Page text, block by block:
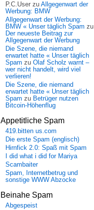
P.C.User zu Allgegenwart der
Werbung: BMW
Allgegenwart der Werbung:
BMW « Unser täglich Spam zu
Der neueste Beitrag zur
Allgegenwart der Werbung
Die Szene, die niemand
erwartet hatte « Unser täglich
Spam zu Olaf Scholz warnt –
wer nicht handelt, wird viel
verlieren!
Die Szene, die niemand
erwartet hatte « Unser täglich
Spam zu Betrüger nutzen
Bitcoin-Höhenflug
Appetitliche Spam
419.bitten us.com
Die erste Spam (englisch)
Hirnfick 2.0: Spaß mit Spam
I did what i did for Mariya
Scambaiter
Spam, Internetbetrug und
sonstige WWW Abzocke
Beinahe Spam
Abgespeist